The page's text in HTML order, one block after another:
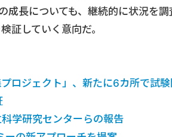
成長についても、継続的に状況を調
証していく意向だ。
ロジェクト」、新たに6カ所で試験
学研究センターらの報告